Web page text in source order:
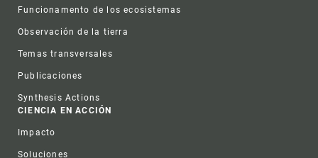
Funcionamento de los ecosistemas
Observación de la tierra
Temas transversales
Publicaciones
Synthesis Actions
CIENCIA EN ACCIÓN
Impacto
Soluciones